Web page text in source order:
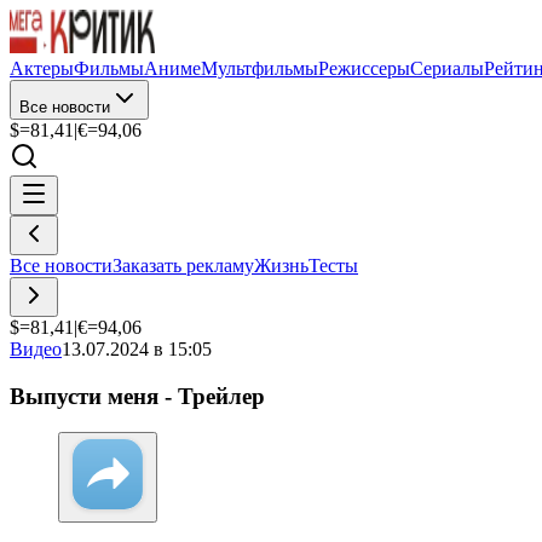
АктерыФильмыАнимеМультфильмыРежиссерыСериалы
Все новости
$=81,41 |€=94,06
Все новостиЗаказать рекламуЖизньТесты
$=81,41 |€=94,06
Видео13.07.2024 в 15:05
Выпусти меня - Трейлер